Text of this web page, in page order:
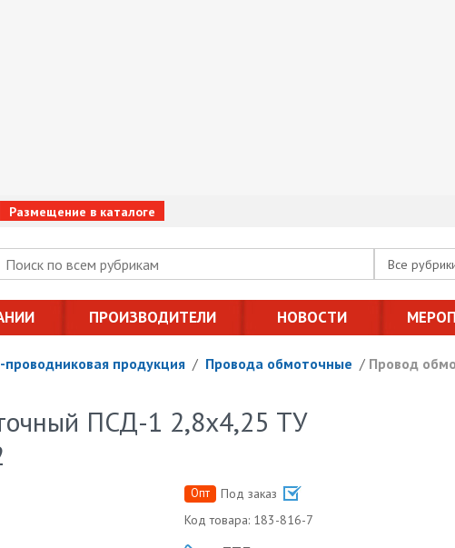
Размещение в каталоге
Все
ПРОИЗВОДИТЕЛИ НОВОСТИ
проводниковая продукция / Провода обмоточные / Провод
ПСД-1 2,8х4,25 ТУ
Опт
Под заказ
Код товара: 183-816-7